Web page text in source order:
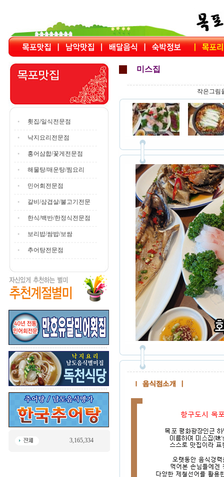
횟집/일식전문점
낙지요리전문점
홍어삼합/꽃게전문점
해물탕/매운탕/찜요리
민어회전문점
갈비/삼겹살/불고기전문
한식/백반/한정식전문점
보리밥/쌈밥/보쌈
추어탕전문점
3,165,334
미스집
작은그림